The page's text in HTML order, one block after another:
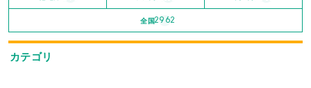
全国2962
カテゴリ